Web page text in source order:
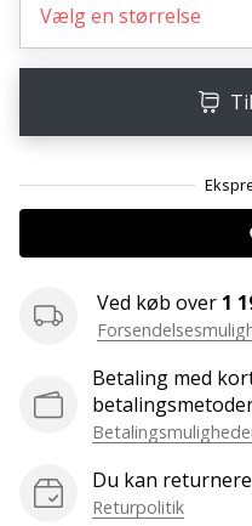
om
det
•
2 min. Læsning
Bliv
Handball
ambassadør
du
hobby
som
Vælg en størrelse
Ved køb over 1
Betaling med
Du kan
Returpolitik